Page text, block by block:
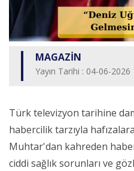
MAGAZİN
Yayın Tarihi : 04-06-2026
Türk televizyon tarihine
habercilik tarzıyla
Muhtar'dan kahreden haber
ciddi sağlık sorunları ve